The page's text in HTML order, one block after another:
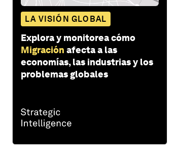
LA VISIÓN GLOBAL
Explora y monitorea cómo
Migración afecta a las
economías, las industrias y los
problemas globales